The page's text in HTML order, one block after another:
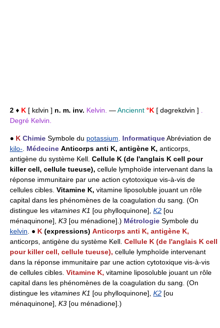
2 ♦ K [ kɛlvin ] n. m. inv. Kelvin. —Anciennt °K [ dəgrekɛlvin ]
Degré Kelvin.
● K Chimie Symbole du potassium InformatiqueAbréviation de
kilo-
Médecine Anticorps anti K, antigène K, anticorps,
antigène du système Kell. Cellule K (de l'anglais K cell pour
killer cell, cellule tueuse), cellule lymphoïde intervenant dans la
réponse immunitaire par une action cytotoxique vis-à-vis de
cellules cibles. Vitamine K, vitamine liposoluble jouant un rôle
capital dans les phénomènes de la coagulation du sang. (On
distingue les vitamines K1 [ou phylloquinone], K2 [ou
ménaquinone], K3 [ou ménadione].) Métrologie Symbole du
kelvin . ● K (expressions) Anticorps anti K, antigène K,
anticorps, antigène du système Kell. Cellule K (de l'anglais K cell
pour killer cell, cellule tueuse), cellule lymphoïde intervenant
dans la réponse immunitaire par une action cytotoxique vis-à-vis
de cellules cibles. Vitamine K, vitamine liposoluble jouant un rôle
capital dans les phénomènes de la coagulation du sang. (On
distingue les vitamines K1 [ou phylloquinone], K2 [ou
ménaquinone], K3 [ou ménadione].)